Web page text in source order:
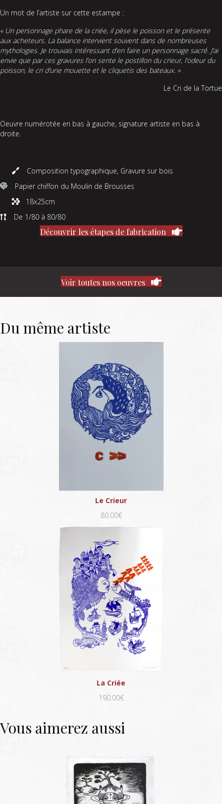
Un mot de l’artiste sur cette estampe :
« Un personnage phare de la criée, il pèse le poisson et le présente
aux acheteurs. La balance intervient souvent dans de nombreuses
mythologies. Je trouvais intéressant d’en faire un personnage sacré. J’ai
envie que par ces gravures l’on sente le postillon du crieur, l’odeur du
poisson, le cri d’une mouette et le cliquetis des bateaux. »
Le Cri de la Tortue
Oeuvre numérotée en bas à gauche, signature artiste en bas à
droite.
Composition typographique, Gravure sur bois
Papier chiffon du Moulin de Brousses
18x25cm
De 1/80 à 80/80
Découvrir les étapes de fabrication
Voir toutes nos oeuvres
Du même artiste
Le Crieur
80.00€
La Criée
190.00€
Vous aimerez aussi